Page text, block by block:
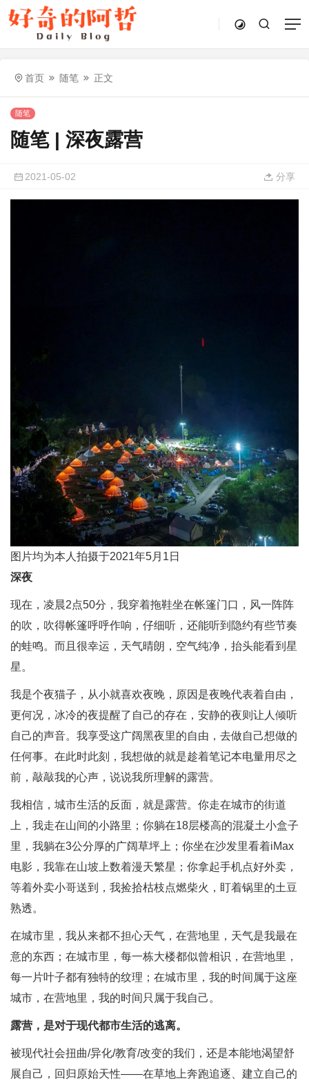
首页 随笔 正文
随笔
随笔 | 深夜露营
2021-05-02 分享
图片均为本人拍摄于2021年5月1日
深夜
现在，凌晨2点50分，我穿着拖鞋坐在帐篷门口，风一阵阵
的吹，吹得帐篷呼呼作响，仔细听，还能听到隐约有些节奏
的蛙鸣。而且很幸运，天气晴朗，空气纯净，抬头能看到星
星。
我是个夜猫子，从小就喜欢夜晚，原因是夜晚代表着自由，
更何况，冰冷的夜提醒了自己的存在，安静的夜则让人倾听
自己的声音。我享受这广阔黑夜里的自由，去做自己想做的
任何事。在此时此刻，我想做的就是趁着笔记本电量用尽之
前，敲敲我的心声，说说我所理解的露营。
我相信，城市生活的反面，就是露营。你走在城市的街道
上，我走在山间的小路里；你躺在18层楼高的混凝土小盒子
里，我躺在3公分厚的广阔草坪上；你坐在沙发里看着iMax
电影，我靠在山坡上数着漫天繁星；你拿起手机点好外卖，
等着外卖小哥送到，我捡拾枯枝点燃柴火，盯着锅里的土豆
熟透。
在城市里，我从来都不担心天气，在营地里，天气是我最在
意的东西；在城市里，每一栋大楼都似曾相识，在营地里，
每一片叶子都有独特的纹理；在城市里，我的时间属于这座
城市，在营地里，我的时间只属于我自己。
露营，是对于现代都市生活的逃离。
被现代社会扭曲/异化/教育/改变的我们，还是本能地渴望舒
展自己，回归原始天性——在草地上奔跑追逐、建立自己的